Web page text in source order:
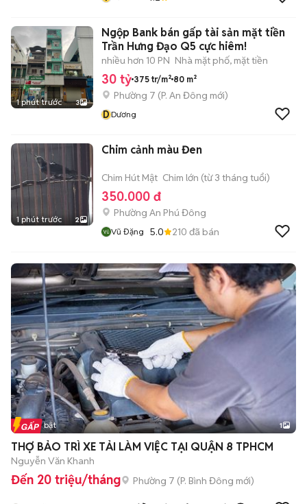
1 phút trước 3
Ngộp Bank bán gấp tài sản mặt tiền
Trần Hưng Đạo Q5 cực hiêm!
nhiều hơn 10 PN Nhà mặt phố, mặt tiền
30 tỷ 375 tr/m² 80 m²
Phường 7 (P. An Đông mới)
DDương
1 phút trước 2
Chim cảnh màu Đen
Chim Hút Mật Chim lớn (từ 3 tháng tuổi)
350.000 đ
Phường An Phú Đông
Vũ Đặng 5.0 210 đã bán
Tin nổi bật 1
THỢ BẢO TRÌ XE TẢI LÀM VIỆC TẠI QUẬN 8 TPHCM
Nguyễn Văn Khanh
Đến 20 triệu/tháng Phường 7 (P. Bình Đông mới)